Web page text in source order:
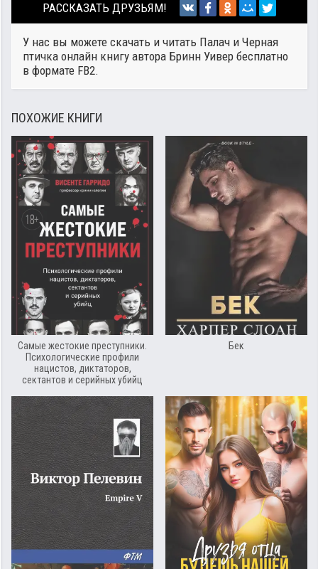
РАССКАЗАТЬ ДРУЗЬЯМ!
У нас вы можете скачать и читать Палач и Черная
птичка онлайн книгу автора Бринн Уивер бесплатно
в формате FB2.
ПОХОЖИЕ КНИГИ
Самые жестокие преступники.
Психологические профили
нацистов, диктаторов,
сектантов и серийных убийц
Бек